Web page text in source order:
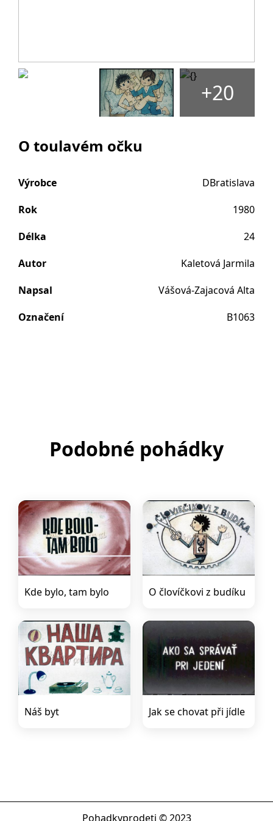
+20
O toulavém očku
Výrobce
DBratislava
Rok
1980
Délka
24
Autor
Kaletová Jarmila
Napsal
Vášová-Zajacová Alta
Označení
B1063
Podobné pohádky
Kde bylo, tam bylo O človíčkovi z budíku
Náš byt Jak se chovat při jídle
Pohadkyprodeti © 2023